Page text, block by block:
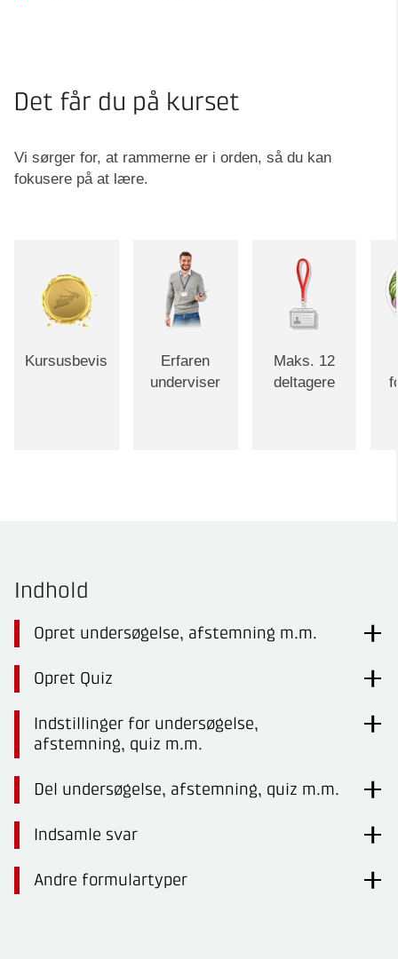
Det får du på kurset
Vi sørger for, at rammerne er i orden, så du kan
fokusere på at lære.
Kursusbevis
Erfaren
underviser
Maks. 12
deltagere
Indhold
Opret undersøgelse, afstemning m.m.
Opret Quiz
Indstillinger for undersøgelse,
afstemning, quiz m.m.
Del undersøgelse, afstemning, quiz m.m.
Indsamle svar
Andre formulartyper